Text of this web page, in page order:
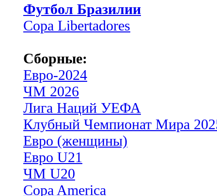
Футбол Бразилии
Copa Libertadores
Сборные:
Евро-2024
ЧМ 2026
Лига Наций УЕФА
Клубный Чемпионат Мира
Евро (женщины)
Евро U21
ЧМ U20
Copa America